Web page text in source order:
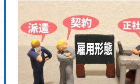
<script type='text/javascript' src='https://
<script type='text/javascript' src='https://
<script type='text/javascript' src='https://
<script type='text/javascript' src='https://
<script type='text/javascript' src='https://
<script type='text/javascript' id='responsive-